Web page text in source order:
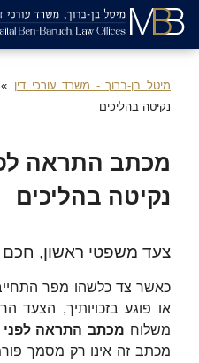
מיטל בן-ברוך - משרד עורכי דין
נקיטה בהליכים
מכתב התראה
נקיטה בהליכים
צעד משפטי ראשון, חכם
‏כאשר צד כלשהו מפר
או פוגע בזכויותיך, הצעד
משלוח מכתב התראה לפני
מכתב זה אינו רק מסמך